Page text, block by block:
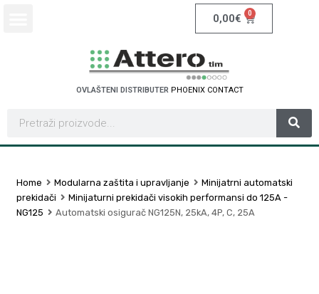
0,00€ 0
OVLAŠTENI DISTRIBUTER PHOENIX CONTACT
Home Modularna zaštita i upravljanje
Minijatrni automatski
prekidači
Minijaturni prekidači visokih performansi do 125A -
NG125
Automatski osigurač NG125N, 25kA, 4P, C, 25A